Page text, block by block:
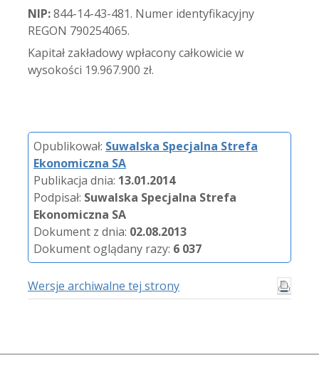
NIP:844-14-43-481. Numer identyfikacyjny
REGON 790254065.
Kapitał zakładowy wpłacony całkowicie w
wysokości 19.967.900 zł.
Opublikował: Suwalska Specjalna Strefa
Ekonomiczna SA
Publikacja dnia: 13.01.2014
Podpisał: Suwalska Specjalna Strefa
Ekonomiczna SA
Dokument z dnia: 02.08.2013
Dokument oglądany razy: 6 037
Wersje archiwalne tej strony